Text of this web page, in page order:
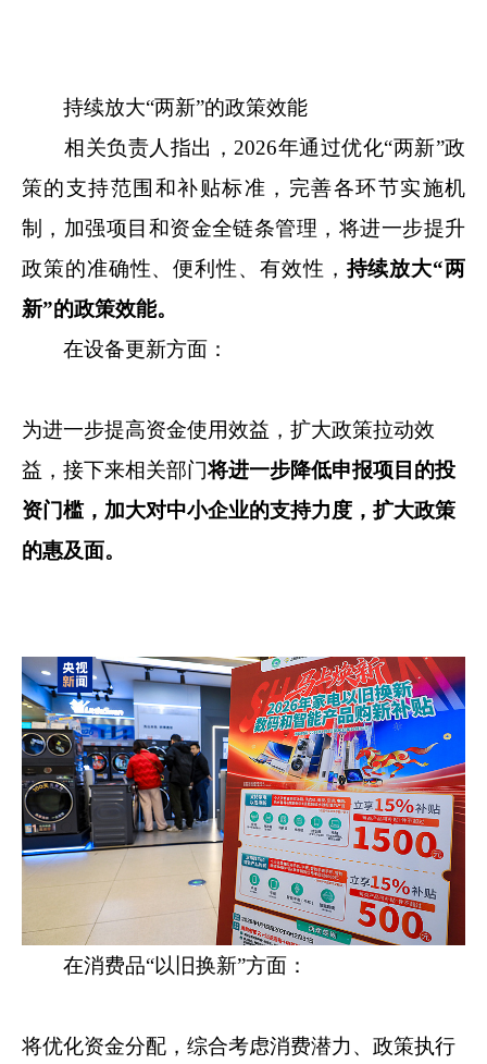
持续放大“两新”的政策效能
相关负责人指出，2026年通过优化“两新”政
策的支持范围和补贴标准，完善各环节实施机
制，加强项目和资金全链条管理，将进一步提升
政策的准确性、便利性、有效性， 持续放大“两
新”的政策效能。
在设备更新方面：
为进一步提高资金使用效益，扩大政策拉动效
益，接下来相关部门将进一步降低申报项目的投
资门槛，加大对中小企业的支持力度，扩大政策
的惠及面。
在消费品“以旧换新”方面：
将优化资金分配，综合考虑消费潜力、政策执行